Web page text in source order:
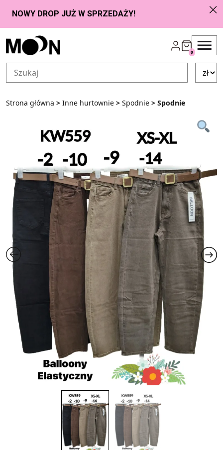
Przejdź do zawartości
0
Strona główna > Inne hurtownie > Spodnie > Spodnie